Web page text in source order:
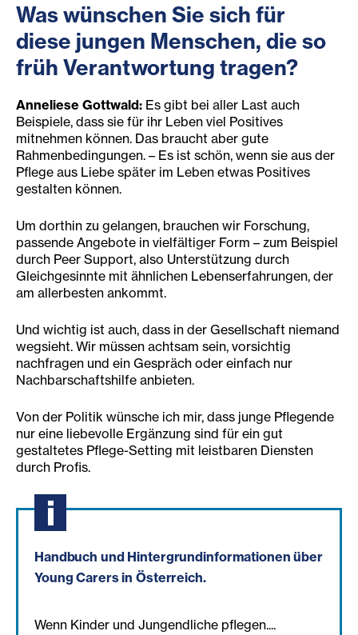
Was wünschen Sie sich für
diese jungen Menschen, die so
früh Verantwortung tragen?
Anneliese Gottwald: Es gibt bei aller Last auch
Beispiele, dass sie für ihr Leben viel Positives
mitnehmen können. Das braucht aber gute
Rahmenbedingungen. – Es ist schön, wenn sie aus der
Pflege aus Liebe später im Leben etwas Positives
gestalten können.
Um dorthin zu gelangen, brauchen wir Forschung,
passende Angebote in vielfältiger Form – zum Beispiel
durch Peer Support, also Unterstützung durch
Gleichgesinnte mit ähnlichen Lebenserfahrungen, der
am allerbesten ankommt.
Und wichtig ist auch, dass in der Gesellschaft niemand
wegsieht. Wir müssen achtsam sein, vorsichtig
nachfragen und ein Gespräch oder einfach nur
Nachbarschaftshilfe anbieten.
Von der Politik wünsche ich mir, dass junge Pflegende
nur eine liebevolle Ergänzung sind für ein gut
gestaltetes Pflege-Setting mit leistbaren Diensten
durch Profis.
Handbuch und Hintergrundinformationen über
Young Carers in Österreich.
Wenn Kinder und Jungendliche pflegen....